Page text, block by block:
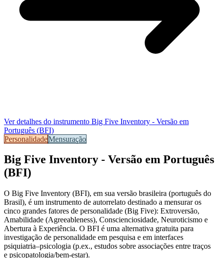
Ver detalhes do instrumento Big Five Inventory - Versão em
Português (BFI)
PersonalidadeMensuração
Big Five Inventory - Versão em Português
(BFI)
O Big Five Inventory (BFI), em sua versão brasileira (português do
Brasil), é um instrumento de autorrelato destinado a mensurar os
cinco grandes fatores de personalidade (Big Five): Extroversão,
Amabilidade (Agreeableness), Conscienciosidade, Neuroticismo e
Abertura à Experiência. O BFI é uma alternativa gratuita para
investigação de personalidade em pesquisa e em interfaces
psiquiatria–psicologia (p.ex., estudos sobre associações entre traços
e psicopatologia/bem-estar).